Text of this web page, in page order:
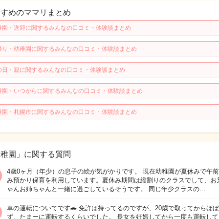
めのママリまとめ
園・送迎に関するみんなの口コミ・体験談まとめ
り・幼稚園に関するみんなの口コミ・体験談まとめ
日・親に関するみんなの口コミ・体験談まとめ
園・いつからに関するみんなの口コミ・体験談まとめ
園・札幌市に関するみんなの口コミ・体験談まとめ
園」に関する質問
4歳0ヶ月（年少）の息子の絵が気がかりです。 現在幼稚園が夏休みで午
み預かり保育を利用しています。夏休み期間は縦割りのクラスでして、お
ゃんお姉ちゃんと一緒に過ごしているそうです。 同じ年少クラスの…
車の運転についてです🚗 免許は持ってるのですが、20歳で取ってからほ
ず、たまーに運転するくらいでした。 長女を妊娠してから一度も運転して